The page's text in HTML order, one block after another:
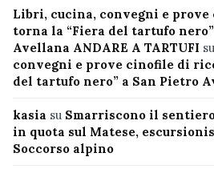
Libri, cucina, convegni e
torna la “Fiera del tartufo
Avellana ANDARE A TARTUFI su
convegni e prove cinofile di
del tartufo nero” a San Pietro
kasia su Smarriscono il
in quota sul Matese,
Soccorso alpino